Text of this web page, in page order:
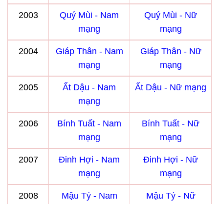
2003
Quý Mùi - Nam
mạng
Quý Mùi - Nữ
mạng
2004
Giáp Thân - Nam
mạng
Giáp Thân - Nữ
mạng
2005
Ất Dậu - Nam
mạng
Ất Dậu - Nữ mạng
2006
Bính Tuất - Nam
mạng
Bính Tuất - Nữ
mạng
2007
Đinh Hợi - Nam
mạng
Đinh Hợi - Nữ
mạng
2008
Mậu Tý - Nam
Mậu Tý - Nữ